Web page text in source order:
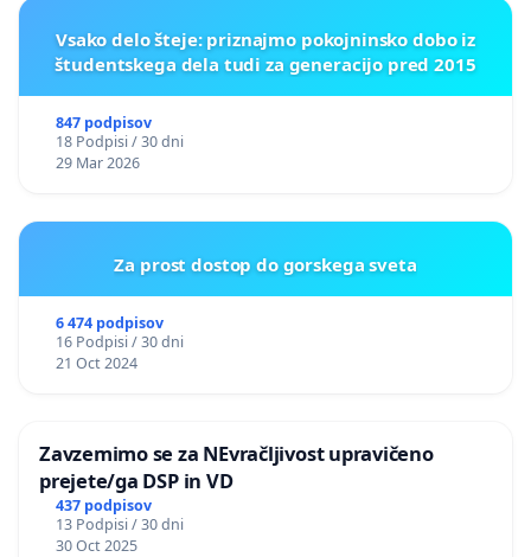
Vsako delo šteje: priznajmo pokojninsko dobo iz
študentskega dela tudi za generacijo pred 2015
847 podpisov
18 Podpisi / 30 dni
29 Mar 2026
Za prost dostop do gorskega sveta
6 474 podpisov
16 Podpisi / 30 dni
21 Oct 2024
Zavzemimo se za NEvračljivost upravičeno
prejete/ga DSP in VD
437 podpisov
13 Podpisi / 30 dni
30 Oct 2025